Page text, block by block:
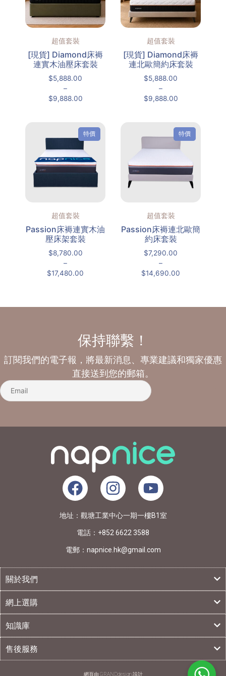
超值套裝
[現貨] Diamond床褥
連實木油壓床套裝
$5,888.00
–
$9,888.00
超值套裝
[現貨] Diamond床褥
連北歐簡約床套裝
$5,888.00
–
$9,888.00
特價
超值套裝
Passion床褥連實木油
壓床架套裝
$8,780.00
–
$17,480.00
特價
超值套裝
Passion床褥連北歐簡
約床套裝
$7,290.00
–
$14,690.00
保持聯繫！
訂閱我們的電子報，將最新消息、專業建議和獨家優惠
直接送到您的郵箱。
地址：觀塘工業中心一期一樓B1室
電話：+852 6622 3588
電郵：napnice.hk@gmail.com
關於我們
網上選購
知識庫
售後服務
網頁由 GRANDdesign 設計